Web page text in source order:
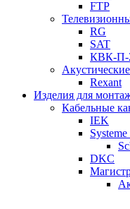
FTP
RG
SAT
КВК-П-
Rexant
Изделия для
Кабельные
IEK
DKC